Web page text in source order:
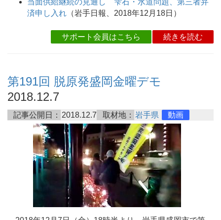
済申し入れ （岩手日報、2018年12月18日）
サポート会員はこちら 続きを読む
第191回 脱原発盛岡金曜デモ
2018.12.7
記事公開日： 2018.12.7 取材地： 岩手県 動画